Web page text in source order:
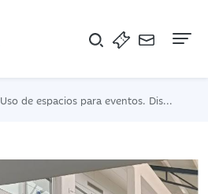
Uso de espacios para eventos. Disponibilidad de diferentes espacios para corta o larga duración